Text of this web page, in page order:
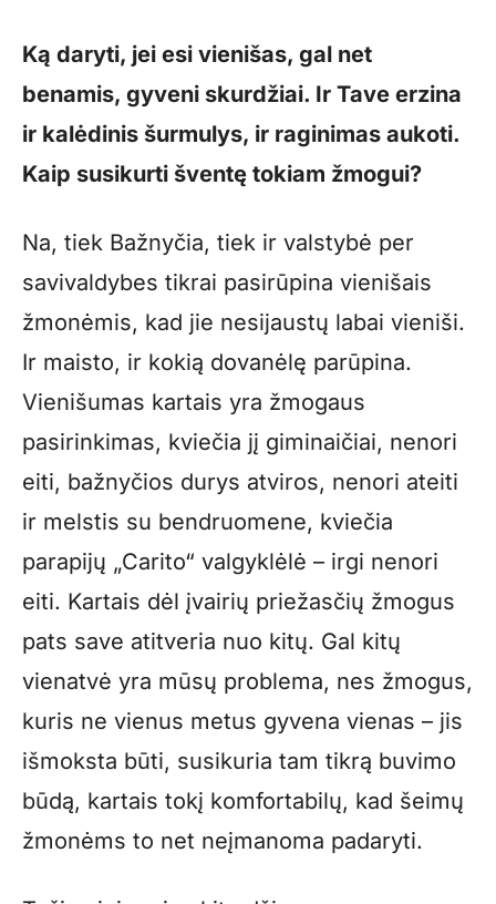
Ką daryti, jei esi vienišas, gal net
benamis, gyveni skurdžiai. Ir Tave erzina
ir kalėdinis šurmulys, ir raginimas aukoti.
Kaip susikurti šventę tokiam žmogui?
Na, tiek Bažnyčia, tiek ir valstybė per
savivaldybes tikrai pasirūpina vienišais
žmonėmis, kad jie nesijaustų labai vieniši.
Ir maisto, ir kokią dovanėlę parūpina.
Vienišumas kartais yra žmogaus
pasirinkimas, kviečia jį giminaičiai, nenori
eiti, bažnyčios durys atviros, nenori ateiti
ir melstis su bendruomene, kviečia
parapijų „Carito“ valgyklėlė – irgi nenori
eiti. Kartais dėl įvairių priežasčių žmogus
pats save atitveria nuo kitų. Gal kitų
vienatvė yra mūsų problema, nes žmogus,
kuris ne vienus metus gyvena vienas – jis
išmoksta būti, susikuria tam tikrą buvimo
būdą, kartais tokį komfortabilų, kad šeimų
žmonėms to net neįmanoma padaryti.